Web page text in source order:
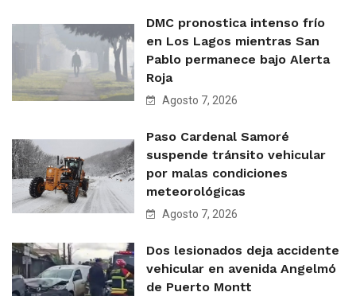
DMC pronostica intenso frío
en Los Lagos mientras San
Pablo permanece bajo Alerta
Roja
Agosto 7, 2026
Paso Cardenal Samoré
suspende tránsito vehicular
por malas condiciones
meteorológicas
Agosto 7, 2026
Dos lesionados deja accidente
vehicular en avenida Angelmó
de Puerto Montt